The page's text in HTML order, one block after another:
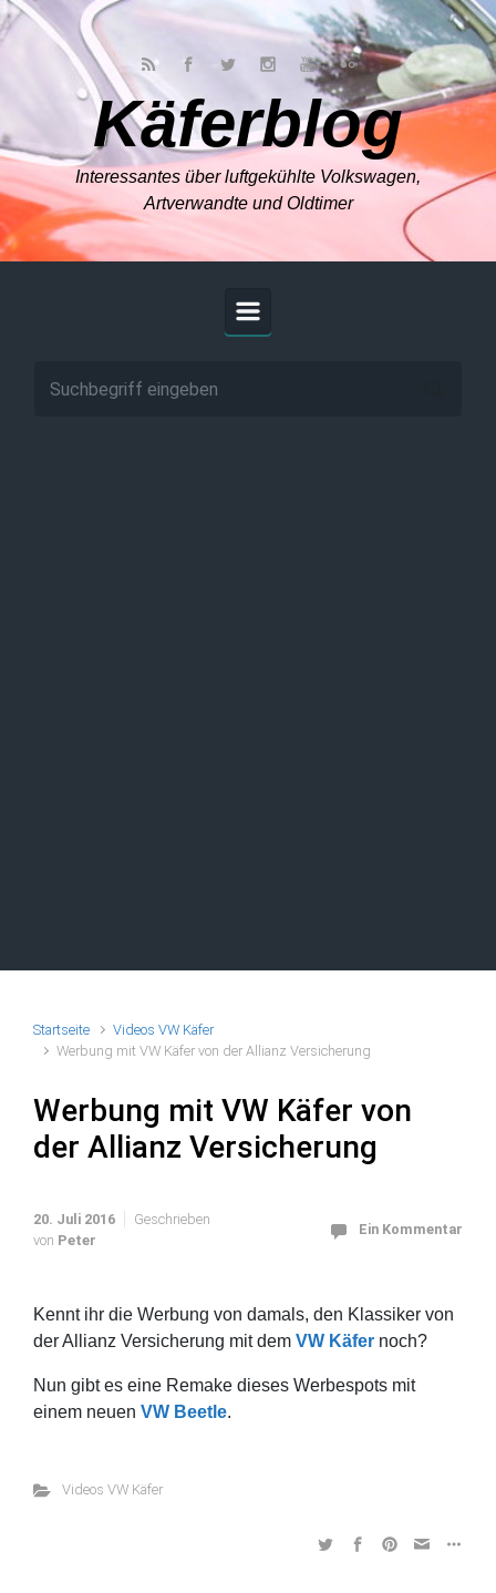
Zum Hauptinhalt springen
Käferblog
Interessantes über luftgekühlte Volkswagen,
Artverwandte und Oldtimer
Startseite
Videos VW Käfer
Werbung mit VW Käfer von der Allianz Versicherung
Werbung mit VW Käfer von
der Allianz Versicherung
20. Juli 2016
Geschrieben
von Peter
Ein Kommentar
Kennt ihr die Werbung von damals, den Klassiker von
der Allianz Versicherung mit dem VW Käfer noch?
Nun gibt es eine Remake dieses Werbespots mit
einem neuen VW Beetle.
Videos VW Käfer